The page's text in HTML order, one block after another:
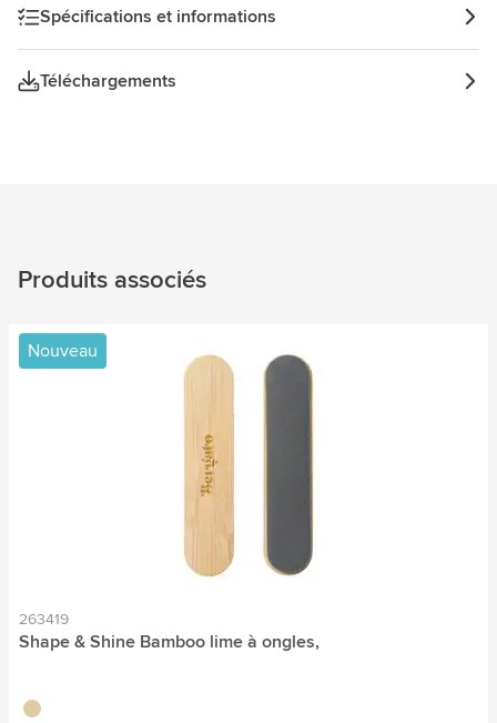
impression.
Spécifications et informations
Téléchargements
Produits associés
Nouveau
263419
Shape & Shine Bamboo lime à ongles,
brun bois